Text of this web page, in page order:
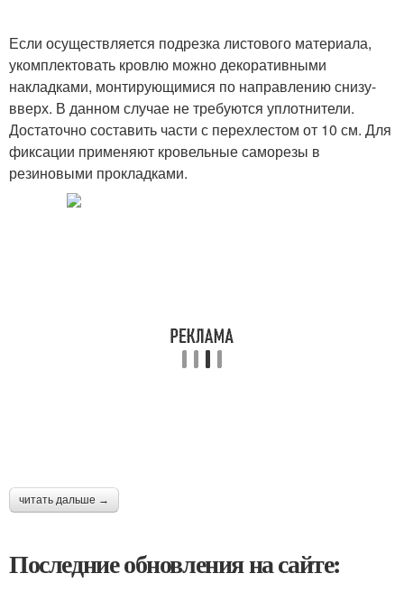
Если осуществляется подрезка листового материала,
укомплектовать кровлю можно декоративными
накладками, монтирующимися по направлению снизу-
вверх. В данном случае не требуются уплотнители.
Достаточно составить части с перехлестом от 10 см. Для
фиксации применяют кровельные саморезы в
резиновыми прокладками.
читать дальше →
Последние обновления на сайте: